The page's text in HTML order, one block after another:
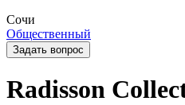
Сочи
Общественный
Задать вопрос
Radisson